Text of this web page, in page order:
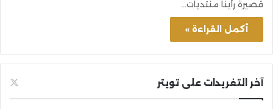
قصيرة رأينا منتديات…
أكمل القراءة »
آخر التغريدات على تويتر